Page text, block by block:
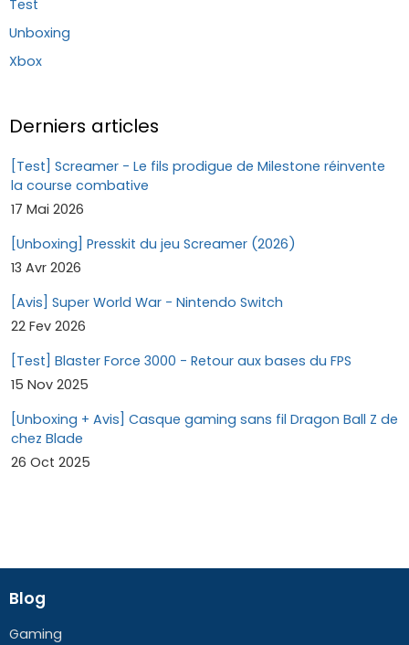
Test
Unboxing
Xbox
Derniers articles
[Test] Screamer - Le fils prodigue de Milestone réinvente
la course combative
17 Mai 2026
[Unboxing] Presskit du jeu Screamer (2026)
13 Avr 2026
[Avis] Super World War - Nintendo Switch
22 Fev 2026
[Test] Blaster Force 3000 - Retour aux bases du FPS
15 Nov 2025
[Unboxing + Avis] Casque gaming sans fil Dragon Ball Z de
chez Blade
26 Oct 2025
Blog
Gaming